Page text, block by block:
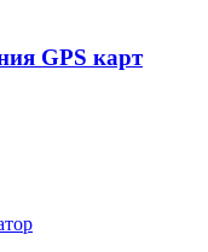
GPS карт